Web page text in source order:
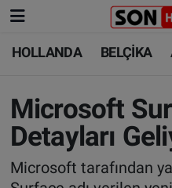
HOLLANDA BELÇİKA
Microsoft
Detayları
Microsoft tarafından
HOLLANDA
BELÇİKA
ALMANYA
FRANSA
HOLLANDA
BELÇİKA
ALMANYA
TÜRKİYE
Nöbetçi Eczaneler
Hava Durumu
Trafik Durumu
Süper Lig Puan